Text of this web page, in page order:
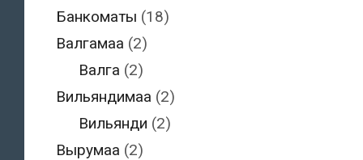
Банкоматы (18)
Валгамаа (2)
Валга (2)
Вильяндимаа (2)
Вильянди (2)
Вырумаа (2)